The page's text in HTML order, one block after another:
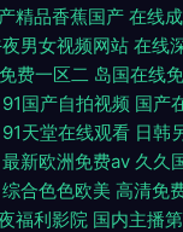
精品香蕉国产 在线
男女视频网站 在线
费一区二 岛国在线
91国产自拍视频 国产
91天堂在线观看 日韩
最新欧洲免费av 久久
综合色色欧美 高清免
福利影院 国内主播